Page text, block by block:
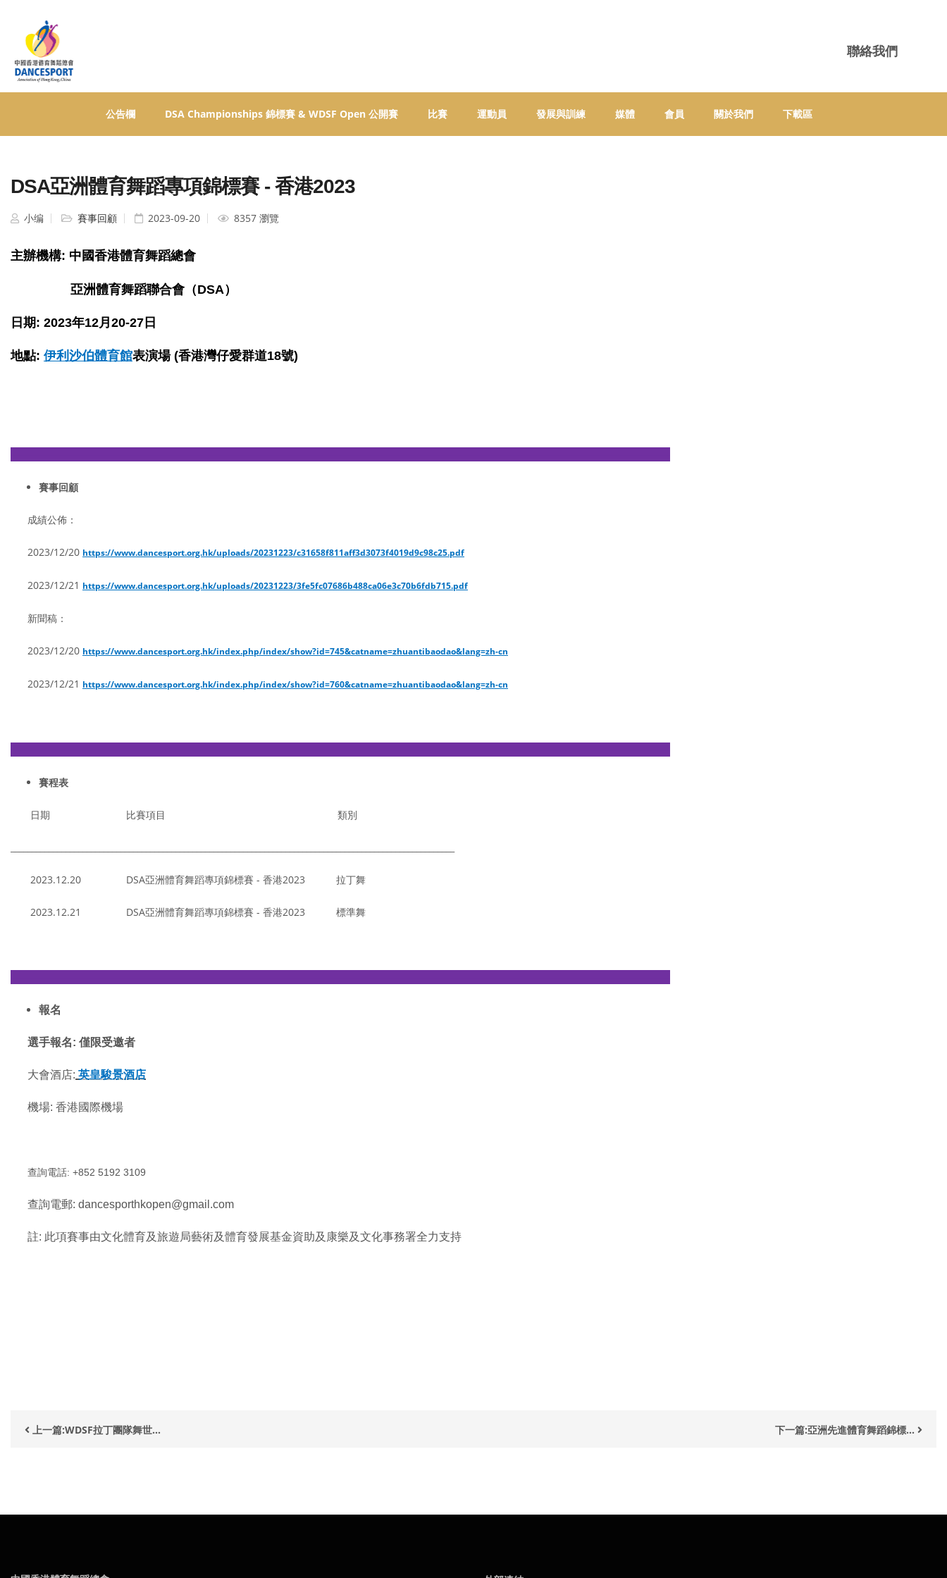
聯絡我們
公告欄 DSA Championships 錦標賽 & WDSF Open 公開賽 比賽 運動員 發展與訓練 媒體 會員 關於我們 下載區
DSA亞洲體育舞蹈專項錦標賽 - 香港2023
小编 賽事回顧 2023-09-20 8357 瀏覽
主辦機構: 中國香港體育舞蹈總會
亞洲體育舞蹈聯合會（DSA）
日期: 2023年12月20-27日
地點: 伊利沙伯體育館表演場 (香港灣仔愛群道18號)
賽事回顧
成績公佈：
2023/12/20 https://www.dancesport.org.hk/uploads/20231223/c31658f811aff3d3073f4019d9c98c25.pdf
2023/12/21 https://www.dancesport.org.hk/uploads/20231223/3fe5fc07686b488ca06e3c70b6fdb715.pdf
新聞稿：
2023/12/20 https://www.dancesport.org.hk/index.php/index/show?id=745&catname=zhuantibaodao&lang=zh-cn
2023/12/21 https://www.dancesport.org.hk/index.php/index/show?id=760&catname=zhuantibaodao&lang=zh-cn
賽程表
日期 比賽項目 類別
2023.12.20 DSA亞洲體育舞蹈專項錦標賽 - 香港2023 拉丁舞
2023.12.21 DSA亞洲體育舞蹈專項錦標賽 - 香港2023 標準舞
報名
選手報名: 僅限受邀者
大會酒店: 英皇駿景酒店
機場: 香港國際機場
查詢電話: +852 5192 3109
查詢電郵: dancesporthkopen@gmail.com
註: 此項賽事由文化體育及旅遊局藝術及體育發展基金資助及康樂及文化事務署全力支持
上一篇:WDSF拉丁團隊舞世... 下一篇:亞洲先進體育舞蹈錦標...